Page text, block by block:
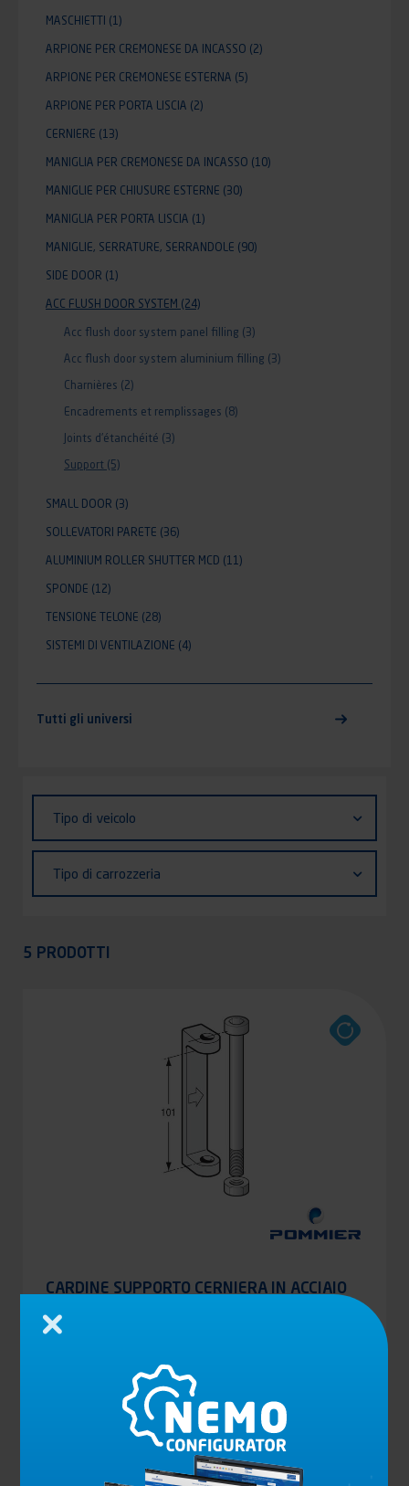
veicolo
Tipo di veicolo
carrozzeria
Tipo di carrozzeria
5 PRODOTTI
CARDINE SUPPORTO CERNIERA IN ACCIAIO
Vedi il prodotto
MASCHIETTI (1)
ARPIONE PER CREMONESE DA INCASSO (2)
ARPIONE PER CREMONESE ESTERNA (5)
ARPIONE PER PORTA LISCIA (2)
CERNIERE (13)
MANIGLIA PER CREMONESE DA INCASSO (10)
MANIGLIE PER CHIUSURE ESTERNE (30)
MANIGLIA PER PORTA LISCIA (1)
MANIGLIE, SERRATURE, SERRANDOLE (90)
SIDE DOOR (1)
ACC FLUSH DOOR SYSTEM (24)
Acc flush door system panel filling (3)
Acc flush door system aluminium filling (3)
Charnières (2)
Encadrements et remplissages (8)
Joints d'étanchéité (3)
Support (5)
SMALL DOOR (3)
SOLLEVATORI PARETE (36)
ALUMINIUM ROLLER SHUTTER MCD (11)
SPONDE (12)
TENSIONE TELONE (28)
SISTEMI DI VENTILAZIONE (4)
Tutti gli universi